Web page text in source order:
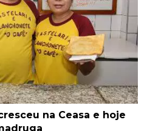
na Ceasa e hoje